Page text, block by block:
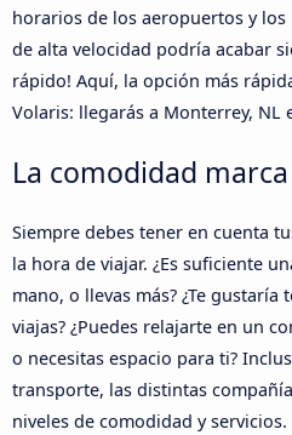
horarios de los aeropuertos y los
de alta velocidad podría acabar
rápido! Aquí, la opción más
Volaris: llegarás a Monterrey, NL
La comodidad
Siempre debes tener en cuenta
la hora de viajar. ¿Es suficiente
mano, o llevas más? ¿Te
viajas? ¿Puedes relajarte en un
o necesitas espacio para ti?
transporte, las distintas
niveles de comodidad y